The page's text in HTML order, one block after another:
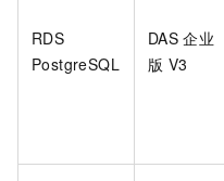
RDS
PostgreSQL
DAS 企业
版 V3